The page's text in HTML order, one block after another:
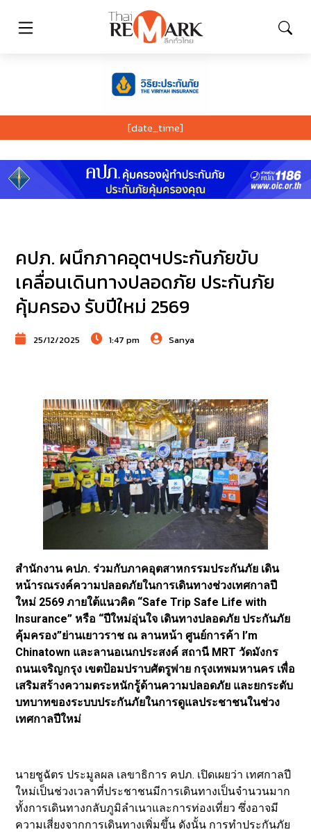
[date_time]
คปภ. ผนึกภาคอุตฯประกันภัยขับ
เคลื่อนเดินทางปลอดภัย ประกันภัย
คุ้มครอง รับปีใหม่ 2569
25/12/2025 1:47 pm Sanya
สำนักงาน คปภ. ร่วมกับภาคอุตสาหกรรมประกันภัย เดิน
หน้ารณรงค์ความปลอดภัยในการเดินทางช่วงเทศกาลปี
ใหม่ 2569 ภายใต้แนวคิด “Safe Trip Safe Life with
Insurance” หรือ “ปีใหม่อุ่นใจ เดินทางปลอดภัย ประกันภัย
คุ้มครอง”ย่านเยาวราช ณ ลานหน้า ศูนย์การค้า I’m
Chinatown และลานอเนกประสงค์ สถานี MRT วัดมังกร
ถนนเจริญกรุง เขตป้อมปราบศัตรูพ่าย กรุงเทพมหานคร เพื่อ
เสริมสร้างความตระหนักรู้ด้านความปลอดภัย และยกระดับ
บทบาทของระบบประกันภัยในการดูแลประชาชนในช่วง
เทศกาลปีใหม่
นายชูฉัตร ประมูลผล เลขาธิการ คปภ. เปิดเผยว่า เทศกาลปี
ใหม่เป็นช่วงเวลาที่ประชาชนมีการเดินทางเป็นจำนวนมาก
ทั้งการเดินทางกลับภูมิลำเนาและการท่องเที่ยว ซึ่งอาจมี
ความเสี่ยงจากการเดินทางเพิ่มขึ้น ดังนั้น การทำประกันภัย